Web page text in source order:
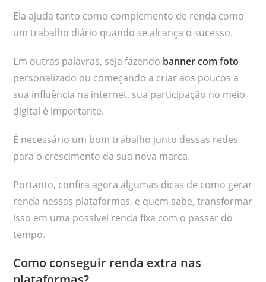
Ela ajuda tanto como complemento de renda como
um trabalho diário quando se alcança o sucesso.
Em outras palavras, seja fazendo banner com foto
personalizado ou começando a criar aos poucos a
sua influência na internet, sua participação no meio
digital é importante.
É necessário um bom trabalho junto dessas redes
para o crescimento da sua nova marca.
Portanto, confira agora algumas dicas de como gerar
renda nessas plataformas, e quem sabe, transformar
isso em uma possível renda fixa com o passar do
tempo.
Como conseguir renda extra nas